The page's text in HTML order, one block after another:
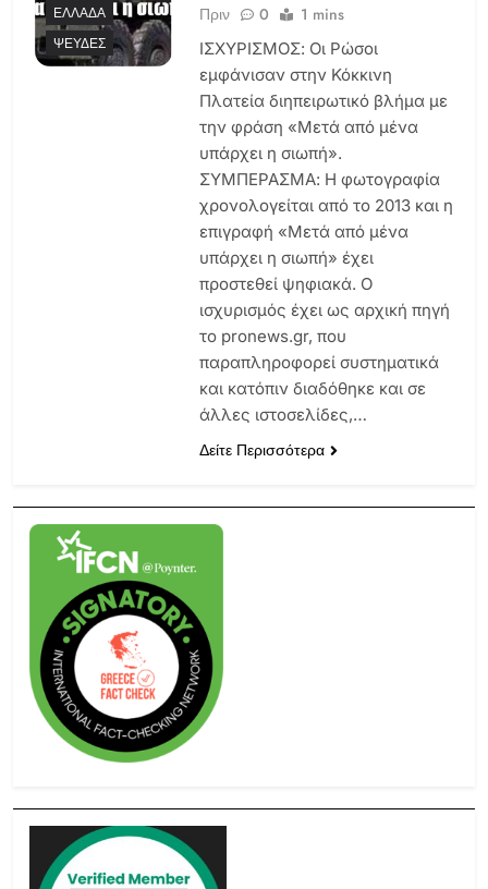
ΕΛΛΆΔΑ
ΨΕΥΔΈΣ
Πριν
0 1 mins
ΙΣΧΥΡΙΣΜΟΣ: Οι Ρώσοι
εμφάνισαν στην Κόκκινη
Πλατεία διηπειρωτικό βλήμα με
την φράση «Μετά από μένα
υπάρχει η σιωπή».
ΣΥΜΠΕΡΑΣΜΑ: Η φωτογραφία
χρονολογείται από το 2013 και η
επιγραφή «Μετά από μένα
υπάρχει η σιωπή» έχει
προστεθεί ψηφιακά. Ο
ισχυρισμός έχει ως αρχική πηγή
το pronews.gr, που
παραπληροφορεί συστηματικά
και κατόπιν διαδόθηκε και σε
άλλες ιστοσελίδες,…
Δείτε Περισσότερα